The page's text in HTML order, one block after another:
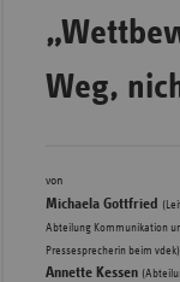
Weg,
von
Michaela Gottfried
Abteilung Kommunikation
Pressesprecherin beim vdek),
Annette Kessen